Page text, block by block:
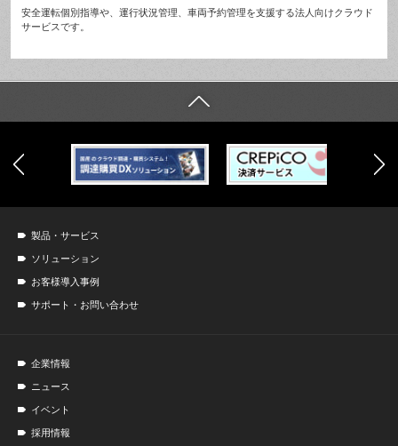
安全運転個別指導や、運行状況管理、車両予約管理を支援する法人向けクラウド
サービスです。
製品・サービス
ソリューション
お客様導入事例
サポート・お問い合わせ
企業情報
ニュース
イベント
採用情報